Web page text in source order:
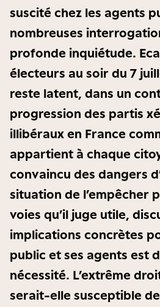
suscité chez les agents
nombreuses
profonde inquiétude.
électeurs au soir du 7
reste latent, dans un
progression des partis
illibéraux en France
appartient à chaque
convaincu des dangers
situation de l’empêcher
voies qu’il juge utile,
implications concrètes
public et ses agents est
nécessité. L’extrême
serait-elle susceptible